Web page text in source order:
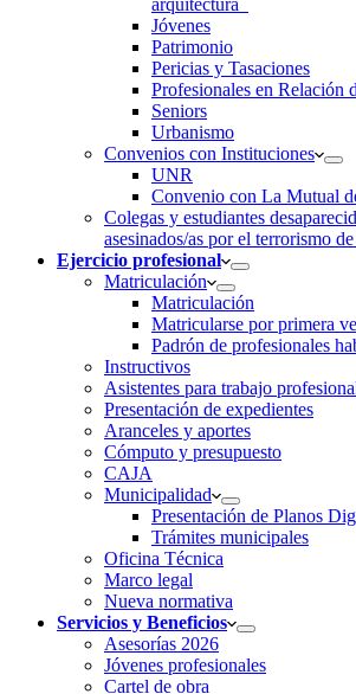
Jóvenes
Patrimonio
Pericias y Tasaciones
Profesionales en Relación
Seniors
Urbanismo
Convenios con Instituciones
UNR
Convenio con La Mutual
Colegas y estudiantes
asesinados/as por el terrorismo
Ejercicio profesional
Matriculación
Matriculación
Matricularse por primera
Padrón de profesionales
Instructivos
Asistentes para trabajo
Presentación de expedientes
Aranceles y aportes
Cómputo y presupuesto
CAJA
Municipalidad
Presentación de Planos
Trámites municipales
Oficina Técnica
Marco legal
Nueva normativa
Servicios y Beneficios
Asesorías 2026
Jóvenes profesionales
Cartel de obra